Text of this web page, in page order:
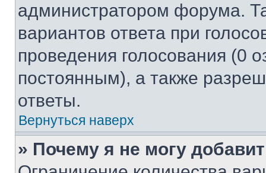
администратором форума.
вариантов ответа при
проведения голосования (0
постоянным), а также
ответы.
Вернуться наверх
» Почему я не могу